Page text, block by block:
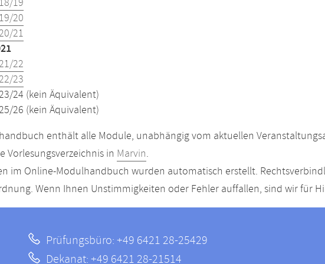
19
20
21
22
23
24 (kein Äquivalent)
26 (kein Äquivalent)
enthält alle Module, unabhängig vom aktuellen
Vorlesungsverzeichnis in Marvin.
im Online-Modulhandbuch wurden automatisch erstellt.
Wenn Ihnen Unstimmigkeiten oder Fehler auffallen, sind wir für
Prüfungsbüro: +49 6421 28-25429
Dekanat: +49 6421 28-21514